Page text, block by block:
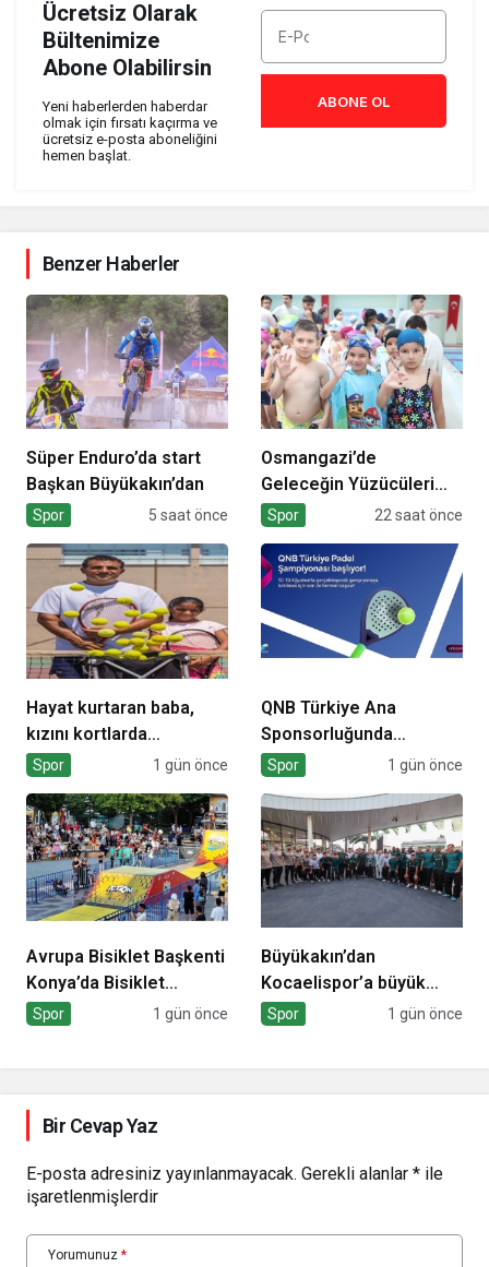
Ücretsiz Olarak
Bültenimize
Abone Olabilirsin
Yeni haberlerden haberdar
olmak için fırsatı kaçırma ve
ücretsiz e-posta aboneliğini
hemen başlat.
ABONE OL
Benzer Haberler
Süper Enduro’da start
Başkan Büyükakın’dan
Spor 5 saat önce
Osmangazi’de
Geleceğin Yüzücüleri
Sertifikalarını Aldı
Spor 22 saat önce
Hayat kurtaran baba,
kızını kortlarda
şampiyonluğa hazırlıyor
Spor 1 gün önce
QNB Türkiye Ana
Sponsorluğunda
Türkiye’nin İlk Padel
Başlıyor
Spor 1 gün önce
Avrupa Bisiklet Başkenti
Konya’da Bisiklet
Festivali Heyecanı
Spor 1 gün önce
Büyükakın’dan
Kocaelispor’a büyük
moral
Spor 1 gün önce
Bir Cevap Yaz
E-posta adresiniz yayınlanmayacak. Gerekli alanlar * ile
işaretlenmişlerdir
Yorumunuz *